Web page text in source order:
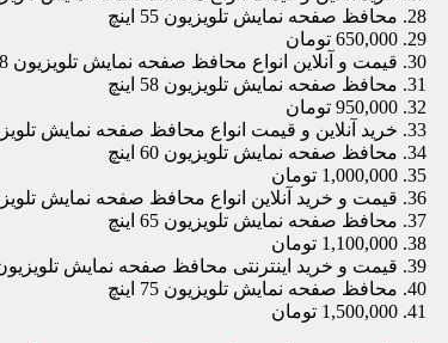
محافظ صفحه نمایش تلویزیون 55 اینچ
650,000 تومان
قیمت و آنلاین انواع محافظ صفحه نمایش تلویزیون 58 اینچ
محافظ صفحه نمایش تلویزیون 58 اینچ
950,000 تومان
خرید آنلاین و قیمت انواع محافظ صفحه نمایش تلویزیون 60
محافظ صفحه نمایش تلویزیون 60 اینچ
1,000,000 تومان
قیمت و خرید آنلاین انواع محافظ صفحه نمایش تلویزیون 65
محافظ صفحه نمایش تلویزیون 65 اینچ
1,100,000 تومان
قیمت و خرید اینترنتی محافظ صفحه نمایش تلویزیون 75
محافظ صفحه نمایش تلویزیون 75 اینچ
1,500,000 تومان